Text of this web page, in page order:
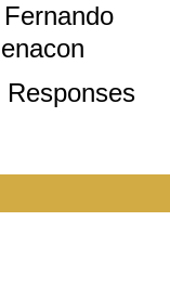
Responses